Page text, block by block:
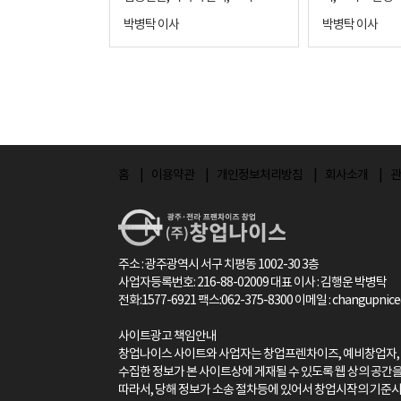
고, 현장에서 즐겁게 매장을 운영하
시는 모습을 볼 때가 창업 전문가로
서 가장 자랑스럽고 큰 보람을 느끼
감사합니다. 광주,전남(목포,나주,
프랜차이즈 전문으로하고 있는 창
업나이스입니다!!! 창업비용과, 지
역, 조건에 맞춰서 상담해드리니 편
하게 언제든 연락주세요^^
https://link.inpock.co.kr/dawoo
n35
관계가 형성되었습니다
내려놓고 선택한
사장님은 본인
인 직장을 내려
택한다는 것은
클 수밖에 없습
일사천리였습니
님은 이전 직장에
답게 의욕도 굉
단순히 맡겨두
스타일이 아니
매장인지'를 중요하게 보셨습니다. ​
이번 매장은 월평균 매출 4천만 원
객 유입이 어느 정도 검증되어 있다
점주님께서 원하시던 조건과 잘 맞
일수록 운영 구조가 중요합니다 월
매출이 높다고 해서 무조건 좋은 매
장이라고 판단할 수는 없습니다. 중
요한 것은 그 매출이 어떻게 만들어
지는지입니다. ​ 이번 매장은 기존에
는 오토형에 가까운 운영이 가능했
던 매장이었지만, 양도를 진행할 무
렵에는 양도인 점주님께서 일부 참
여하고 계신 상황이었습니다. ​ 직원
승계도 일부 가능한 구조였기 때문
수많은 창업을
이처럼 모든 조건
데, 매출이 가장
시즌에 딱 맞춰
도 고객님께 큰
"브랜드 변경으
지 나중에 이 정
합리적인 권리금
가능할지 이 상권
든 것을 개인적
가능에 가깝습
운 팀장이 창업
한 채 양도하게 된 것입니다. 인테리
어와 시설물은 시간이 지나면 감가
후 새로운 먹거리를 찾는 사장님의
다. 제1원칙: 안정성 (유행을 타지
가?) 제2원칙: 환금성 (나중에 되팔
때도 제값을 받을 수 있는 브랜드인
가?) 신규 출점이 거의 불가능할 정
도로 입점이 완료된 메가커피지만,
사장님은 오히려 그 점에 주목하셨
'이미 검증된 자리'를 인수하여 내
자산을 지키겠다는 전략이었죠. #3.
데이터로 증명하는 '숫자의 투명성'
메가커피는 브랜드 파워가 강력한
님들에게는 이미
권리금이 비싼
로 인해 매출이
려 제격이기 때
조하면 당연히
하우를 투입해
가치를 발견하다
을 꼼꼼히 찾던
토(위탁) 운영으
매장 관리가 제
이 안 나오고 있
른 결단이 만든 결과 창업은 혼자 결
정하는 것 같지만, 사실 가족의 삶
전체를 바꾸는 선택이다. 이번 메가
함께 고민하던 가족 창업이었다. 오
랜 시간 운영해온 어린이집이 점점
하향세로 접어들면서, 업종 전환을
편과 대학생 아들의 향후 진로까지
함께 생각해야 하는 상황이었다. 아
들은 평소 고기집 창업에 관심이 많
아 학교를 다니면서도 저녁에는 고
깃집에서 아르바이트를 하며 현장
에서는 외식업 특유의 변동성과 체
력 부담, 그리고 경기 영향을 함께
고려하지 않을 수 없었다. 그래서 가
족은 보다 안정적이고 예측 가능한
박병탁 이사
준비하는 시기가
집니다. “언젠가
될 텐데, 그때 가
기 시작하죠. 이
은 고민에서 출
직이 코앞은 아
대비해 직장과
로 단순했습니다.
메가커피를 운영
손님은 꾸준히
으니까 신규 고
이런 현장을 가
박병탁 이사
홈 이용약관 개인정보처리방침 회사소개
주소 : 광주광역시 서구 치평동 1002-30 3층
사업자등록번호: 216-88-02009 대표 이사 : 김행운 박병탁
전화:1577-6921 팩스:062-375-8300 이메일 :
사이트광고 책임안내
창업나이스 사이트와 사업자는 창업프렌차이즈, 예비창업
수집한 정보가 본 사이트상에 게재될 수 있도록 웹 상의 공
따라서, 당해 정보가 소송 절차등에 있어서 창업시작의 기